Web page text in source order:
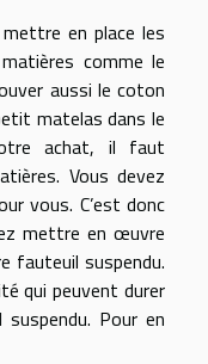
en place les
comme le
aussi le coton
matelas dans le
achat, il faut
Vous devez
vous. C’est donc
mettre en œuvre
fauteuil suspendu.
qui peuvent durer
Pour en